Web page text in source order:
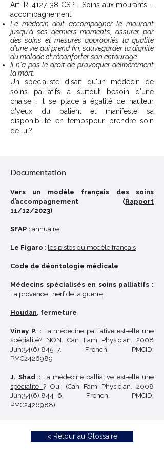
Art. R. 4127-38 CSP - Soins aux mourants –
accompagnement
Le médecin doit accompagner le mourant
jusqu'à ses derniers moments, assurer par
des soins et mesures appropriés la qualité
d'une vie qui prend fin, sauvegarder la dignité
du malade et réconforter son entourage.
Il n'a pas le droit de provoquer délibérément
la mort.
Un spécialiste disait qu'un médecin de
soins palliatifs a surtout besoin d'une
chaise : il se place à égalité de hauteur
d'yeux du patient et manifeste sa
disponibilité en tempspour prendre soin
de lui?
Documentation
Vers un modèle français des soins
d’accompagnement (Rapport
11/12/2023)
SFAP : annuaire
Le Figaro : les pistes du modèle français
Code de déontologie médicale
Médecins spécialisés en soins palliatifs :
La provence : nerf de la guerre
Houdan, fermeture
Vinay P. : La médecine palliative est-elle une
spécialité? NON. Can Fam Physician. 2008
Jun;54(6):845–7. French. PMCID:
PMC2426989
J. Shad : La médecine palliative est-elle une
spécialité? Oui (Can Fam Physician. 2008
Jun;54(6):844–6. French. PMCID:
PMC2426988)
< Retour au Glossaire